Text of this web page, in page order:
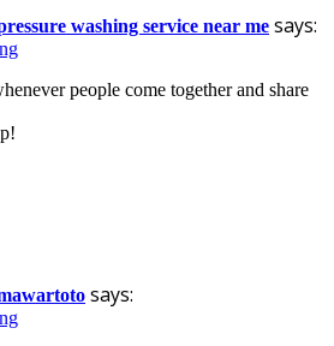
washing service near me says:
people come together and share
says: